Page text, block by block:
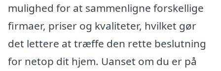
mulighed for at sammenligne forskellige
firmaer, priser og kvaliteter, hvilket gør
det lettere at træffe den rette beslutning
for netop dit hjem. Uanset om du er på